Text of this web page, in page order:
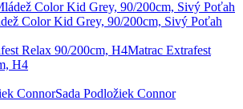
Color Kid Grey, 90/200cm, Sivý Poťah
Matrac Extrafest
H4
Sada Podložiek Connor